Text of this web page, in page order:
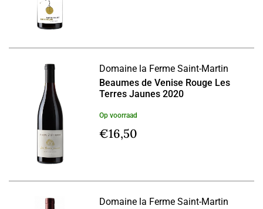
€14,95.€12,50.
Domaine la Ferme Saint-Martin
Beaumes de Venise Rouge Les
Terres Jaunes 2020
Op voorraad
€16,50
Domaine la Ferme Saint-Martin